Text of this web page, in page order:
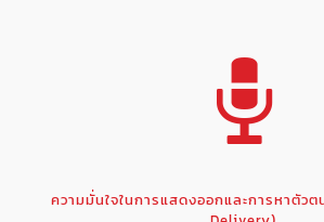
ความมั่นใจในการแสดงออกและการหาตัว